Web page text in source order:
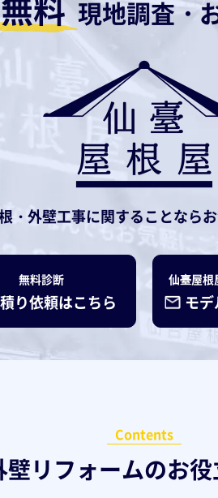
現地調査・
・外壁工事に関することなら
無料診断
り依頼はこちら
仙臺屋根
モ
Contents
壁リフォームのお